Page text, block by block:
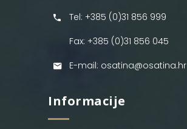
Tel: +385 (0)31 856 999
Fax: +385 (0)31 856 045
E-mail: osatina@osatina.hr
Informacije